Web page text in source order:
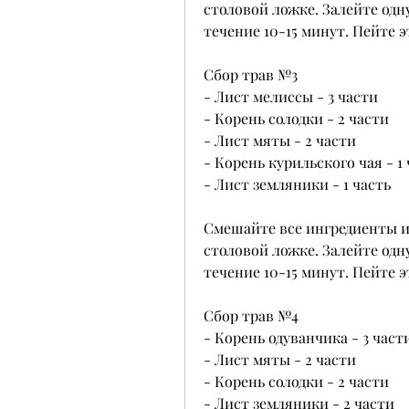
столовой ложке. Залейте
течение 10-15 минут. Пейте
Сбор трав №3
- Лист мелиссы - 3 части
- Корень солодки - 2 части
- Лист мяты - 2 части
- Корень курильского чая - 1
- Лист земляники - 1 часть
Смешайте все ингредиенты
столовой ложке. Залейте
течение 10-15 минут. Пейте
Сбор трав №4
- Корень одуванчика - 3
- Лист мяты - 2 части
- Корень солодки - 2 части
- Лист земляники - 2 части